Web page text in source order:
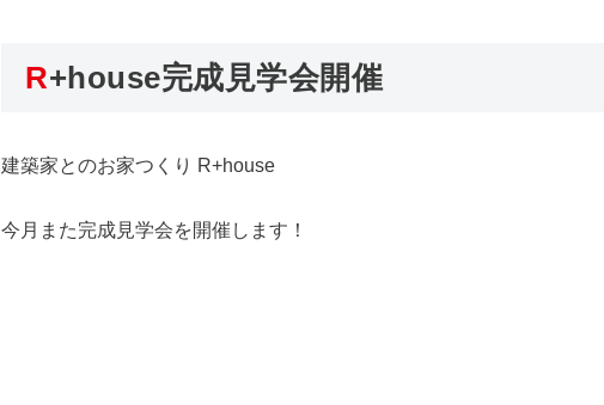
R+house完成見学会開催
建築家とのお家つくり R+house
今月また完成見学会を開催します！